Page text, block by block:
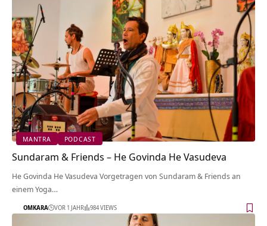
MANTRA PODCAST
Sundaram & Friends – He Govinda He Vasudeva
He Govinda He Vasudeva Vorgetragen von Sundaram & Friends an
einem Yoga…
OMKARA VOR 1 JAHR 984 VIEWS